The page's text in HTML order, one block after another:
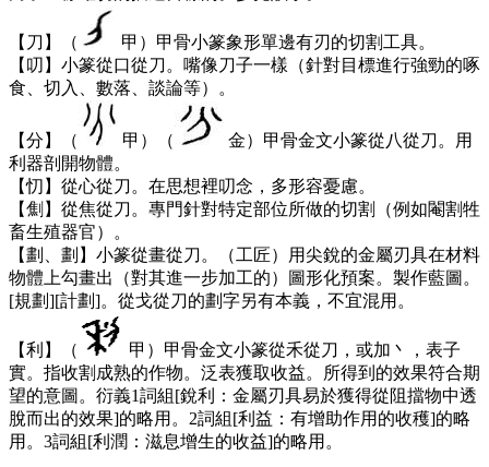
【刀】（
甲）甲骨小篆象形單邊有刃的切割工具。
【叨】小篆從口從刀。嘴像刀子一樣（針對目標進行強勁的啄
食、切入、數落、談論等）。
【分】（ 甲）（
金）甲骨金文小篆從八從刀。用
利器剖開物體。
【忉】從心從刀。在思想裡叨念，多形容憂慮。
【劁】從焦從刀。專門針對特定部位所做的切割（例如閹割牲
畜生殖器官）。
【劃、劃】小篆從畫從刀。（工匠）用尖銳的金屬刃具在材料
物體上勾畫出（對其進一步加工的）圖形化預案。製作藍圖。
[規劃][計劃]。從戈從刀的劃字另有本義，不宜混用。
【利】（
甲）甲骨金文小篆從禾從刀，或加丶，表子
實。指收割成熟的作物。泛表獲取收益。所得到的效果符合期
望的意圖。衍義1詞組[銳利：金屬刃具易於獲得從阻擋物中透
脫而出的效果]的略用。2詞組[利益：有增助作用的收穫]的略
用。3詞組[利潤：滋息增生的收益]的略用。